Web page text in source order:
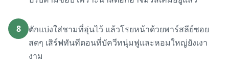
8
ตักแบ่งใส่ชามที่อุ่นไว้ แล้วโรยหน้าด้วยพาร์สลีย์ซอย
สดๆ เสิร์ฟทันทีตอนที่บัควีทนุ่มฟูและหอมใหญ่ยังเงา
งาม